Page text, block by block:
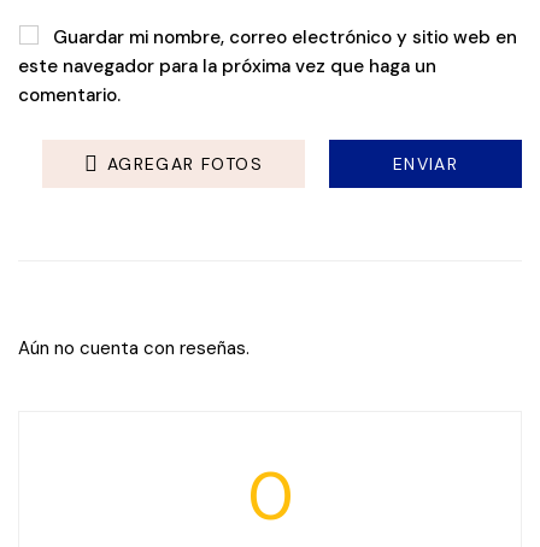
Guardar mi nombre, correo electrónico y sitio web en
este navegador para la próxima vez que haga un
comentario.
AGREGAR FOTOS
Aún no cuenta con reseñas.
0